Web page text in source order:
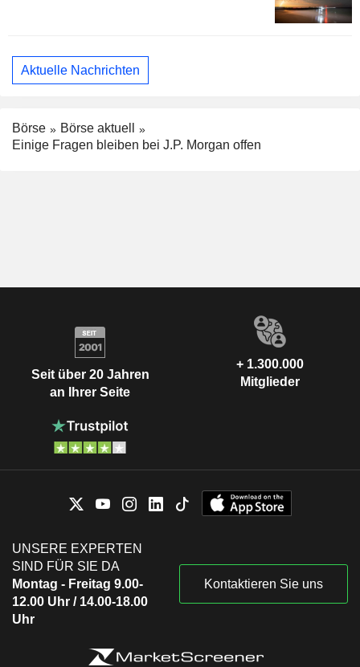
Aktuelle Nachrichten
Börse
Börse aktuell
Einige Fragen bleiben bei J.P. Morgan offen
Seit über 20 Jahren
an Ihrer Seite
+ 1.300.000
Mitglieder
UNSERE EXPERTEN
SIND FÜR SIE DA
Montag - Freitag 9.00-
12.00 Uhr / 14.00-18.00
Uhr
Kontaktieren Sie uns